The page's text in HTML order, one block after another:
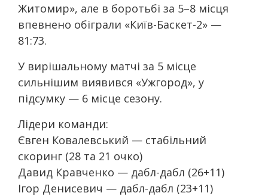
Житомир», але в боротьбі за 5–8 місця
впевнено обіграли «Київ-Баскет-2» —
81:73.
У вирішальному матчі за 5 місце
сильнішим виявився «Ужгород», у
підсумку — 6 місце сезону.
Лідери команди:
Євген Ковалевський — стабільний
скоринг (28 та 21 очко)
Давид Кравченко — дабл-дабл (26+11)
Ігор Денисевич — дабл-дабл (23+11)